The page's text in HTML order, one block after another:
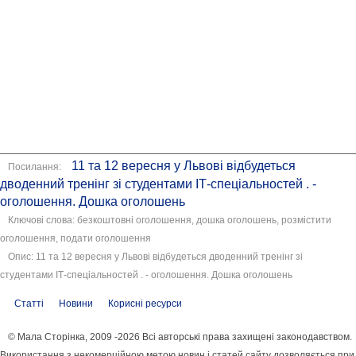
Посилання:
11 та 12 вересня у Львові відбудеться
дводенний тренінг зі студентами ІТ-спеціальностей . -
оголошення. Дошка оголошень
Ключові слова: безкоштовні оголошення, дошка оголошень, розмістити
оголошення, подати оголошення
Опис: 11 та 12 вересня у Львові відбудеться дводенний тренінг зі
студентами ІТ-спеціальностей . - оголошення. Дошка оголошень
Статті Новини Корисні ресурси
© Мала Сторінка, 2009 -2026 Всі авторські права захищені законодавством.